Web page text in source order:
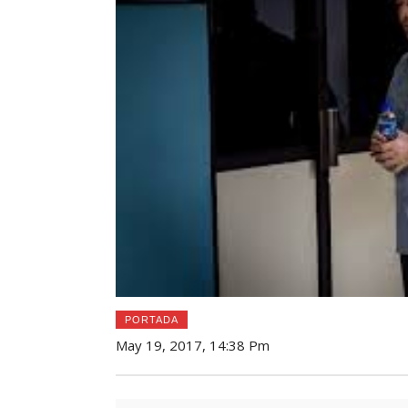
PORTADA
May 19, 2017, 14:38 Pm